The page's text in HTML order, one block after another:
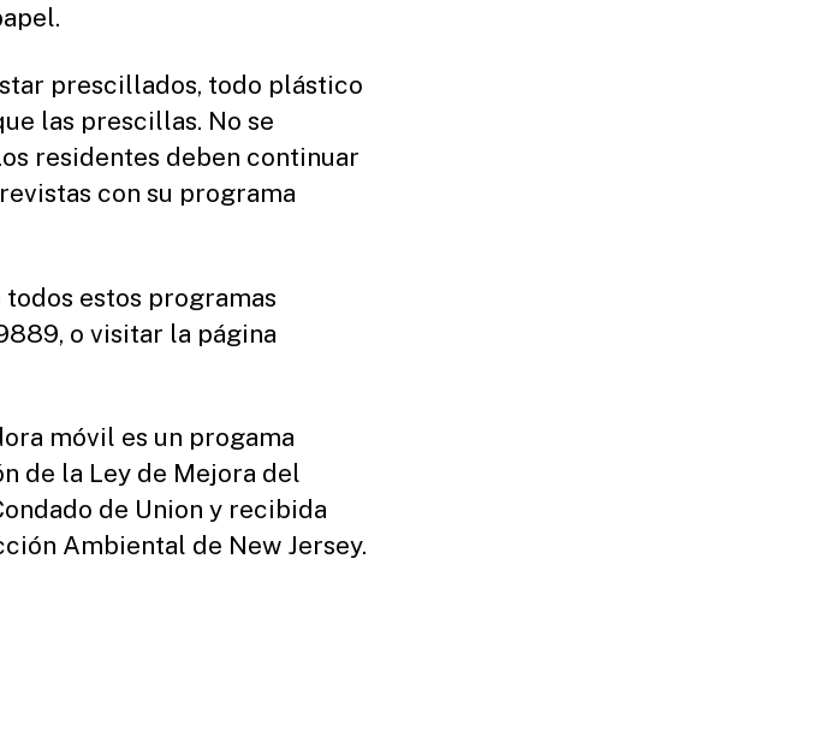
prescillados, todo plástico
las prescillas. No se
residentes deben continuar
con su programa
estos programas
o visitar la página
móvil es un progama
de la Ley de Mejora del
de Union y recibida
Ambiental de New Jersey.